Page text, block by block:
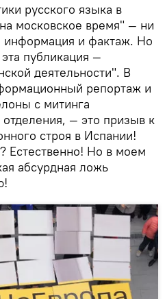
русского языка в
московское время" — ни
информация и фактаж. Но
публикация —
деятельности". В
репортаж и
с митинга
— это призыв к
строя в Испании!
Естественно! Но в моем
абсурдная ложь